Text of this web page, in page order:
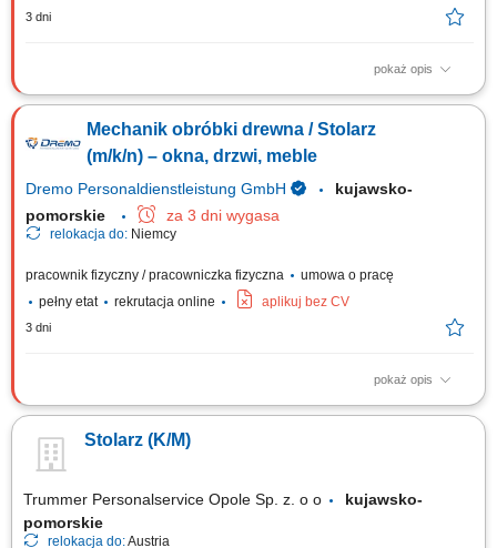
3 dni
pokaż opis
Obowiązki: wykonywanie drewnianych schodów; montaż elementów w
okien w gotowych elementach ściennych; obsługa maszyn; obróbka i
wykończenie powierzchni drewnianych; Wymagania: wykształcenie
Mechanik obróbki drewna / Stolarz
(m/k/n) – okna, drzwi, meble
Dremo Personaldienstleistung GmbH
kujawsko-
pomorskie
za 3 dni wygasa
relokacja do: Niemcy
pracownik fizyczny / pracowniczka fizyczna
umowa o pracę
pełny etat
rekrutacja online aplikuj bez CV
3 dni
pokaż opis
Obowiązki: Cięcie elementów ram oraz płyt według wytycznych;
elementów oraz składanie konstrukcji; Naprawa i konserwacja okien,
drzwi oraz mebli; Montaż okuć do okien i drzwi oraz ich wymiana;
Stolarz (K/M)
Trummer Personalservice Opole Sp. z. o o
kujawsko-
pomorskie
relokacja do:Austria